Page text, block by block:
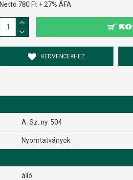
Nettó 780 Ft + 27% ÁFA
KEDVENCEKHEZ
A. Sz. ny. 504
Nyomtatványok
álló